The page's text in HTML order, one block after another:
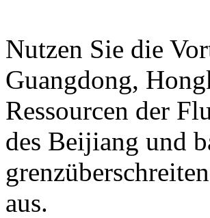
Nutzen Sie die
Guangdong,
Ressourcen der
des Beijiang und
aus.